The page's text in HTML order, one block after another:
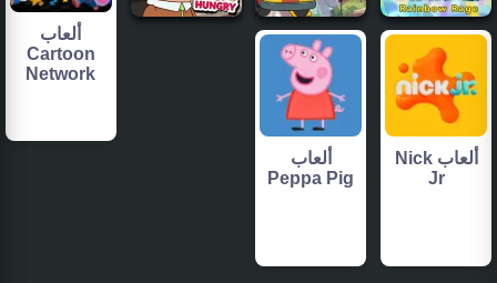
ألعاب
Cartoon
Network
ألعاب Nick
Jr
ألعاب
Peppa Pig